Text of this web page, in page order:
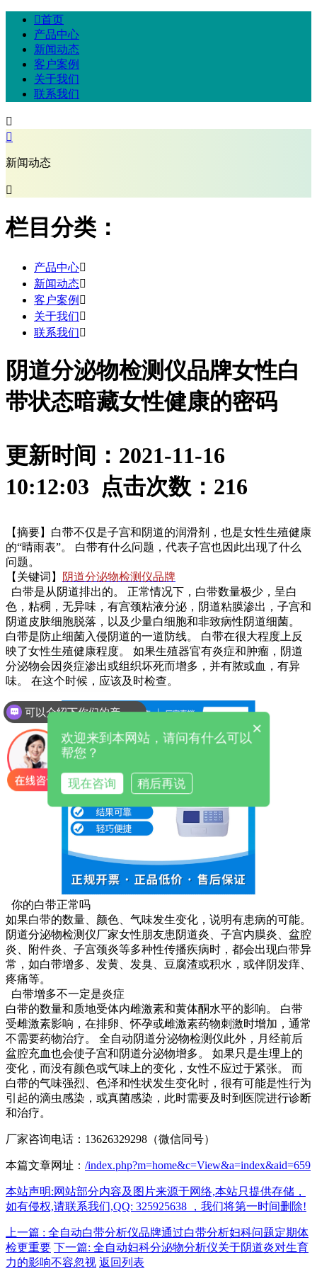
首页
产品中心
新闻动态
客户案例
关于我们
联系我们


新闻动态

栏目分类：
产品中心
新闻动态
客户案例 
关于我们
联系我们
阴道分泌物检测仪品牌女性白
带状态暗藏女性健康的密码
更新时间：2021-11-16
10:12:03 点击次数： 216
【摘要】白带不仅是子宫和阴道的润滑剂，也是女性生殖健康
的“晴雨表”。 白带有什么问题，代表子宫也因此出现了什么
问题。
【关键词】
阴道分泌物检测仪品牌
白带是从阴道排出的。 正常情况下，白带数量极少，呈白
色，粘稠，无异味，有宫颈粘液分泌，阴道粘膜渗出，子宫和
阴道皮肤细胞脱落，以及少量白细胞和非致病性阴道细菌。
白带是防止细菌入侵阴道的一道防线。 白带在很大程度上反
映了女性生殖健康程度。 如果生殖器官有炎症和肿瘤，阴道
分泌物会因炎症渗出或组织坏死而增多，并有脓或血，有异
味。 在这个时候，应该及时检查。
你的白带正常吗
如果白带的数量、颜色、气味发生变化，说明有患病的可能。
阴道分泌物检测仪厂家女性朋友患阴道炎、子宫内膜炎、盆腔
炎、附件炎、子宫颈炎等多种性传播疾病时，都会出现白带异
常，如白带增多、发黄、发臭、豆腐渣或积水，或伴阴发痒、
疼痛等。
白带增多不一定是炎症
白带的数量和质地受体内雌激素和黄体酮水平的影响。 白带
受雌激素影响，在排卵、怀孕或雌激素药物刺激时增加，通常
不需要药物治疗。 全自动阴道分泌物检测仪此外，月经前后
盆腔充血也会使子宫和阴道分泌物增多。 如果只是生理上的
变化，而没有颜色或气味上的变化，女性不应过于紧张。 而
白带的气味强烈、色泽和性状发生变化时，很有可能是性行为
引起的滴虫感染，或真菌感染，此时需要及时到医院进行诊断
和治疗。
厂家咨询电话：13626329298（微信同号）
本篇文章网址： /index.php?m=home&c=View&a=index&aid=659
本站声明:网站部分内容及图片来源于网络,本站只提供存储，
如有侵权,请联系我们,QQ: 325925638 ，我们将第一时间删除!
上一篇 : 全自动白带分析仪品牌通过白带分析妇科问题定期体
检更重要 下一篇: 全自动妇科分泌物分析仪关于阴道炎对生育
力的影响不容忽视 返回列表
可以介绍下你们的产品么
×
欢迎来到本网站，请问有什么可以
帮您？
现在咨询 稍后再说